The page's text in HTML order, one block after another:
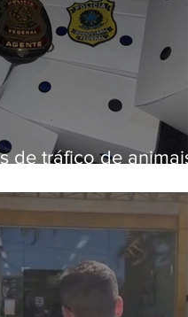
de tráfico de animais